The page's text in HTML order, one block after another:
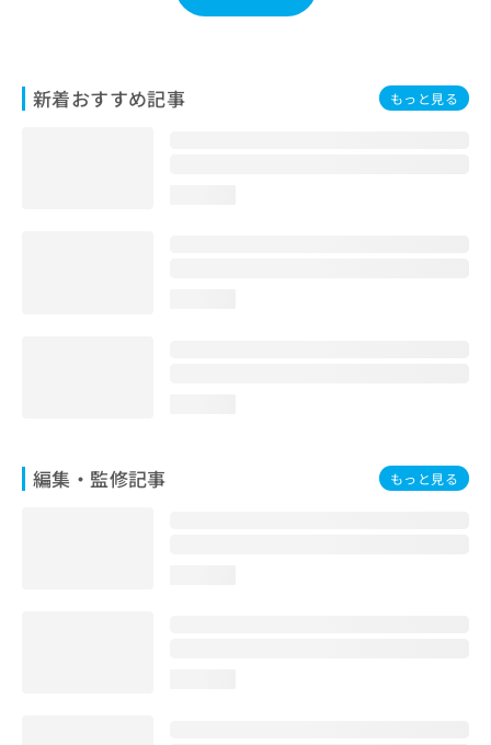
新着おすすめ記事 もっと見る
編集・監修記事 もっと見る
わ